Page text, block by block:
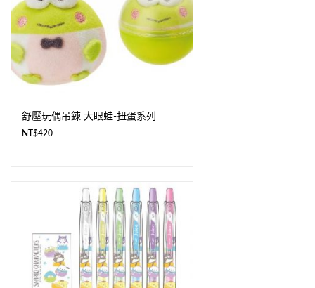
舒壓玩偶吊鍊 大眼蛙-扭蛋系列
NT$420